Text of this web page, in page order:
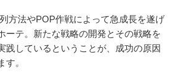
方法やPOP作戦によって急成長を遂げ
ーテ。新たな戦略の開発とその戦略を
践しているということが、成功の原因
す。